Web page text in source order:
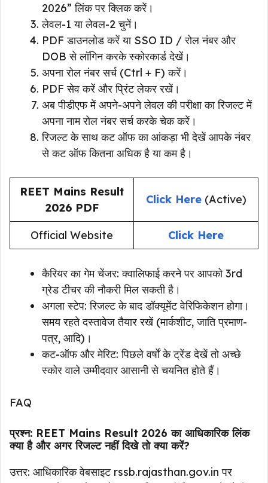
2026” लिंक पर क्लिक करें।
लेवल-1 या लेवल-2 चुनें।
PDF डाउनलोड करें या SSO ID / रोल नंबर और
DOB से लॉगिन करके स्कोरकार्ड देखें।
अपना रोल नंबर सर्च (Ctrl + F) करें।
PDF सेव करें और प्रिंट लेकर रखें।
अब पीडीएफ में अपने-अपने लेवल की परीक्षा का रिजल्ट में
अपना नाम रोल नंबर सर्च करके चेक करें।
रिजल्ट के साथ कट ऑफ का आंकड़ा भी देखें आपके नंबर
से कट ऑफ कितना अधिक है या कम है।
REET Mains Result
2026 PDF
Click Here(Active)
Official Website Click Here
कैरियर का गेम चेंजर: क्वालिफाई करने पर आपको 3rd
ग्रेड टीचर की नौकरी मिल सकती है।
अगला स्टेप: रिजल्ट के बाद डॉक्यूमेंट वेरिफिकेशन होगा।
समय रहते दस्तावेज तैयार रखें (मार्कशीट, जाति प्रमाण-
पत्र, आदि)।
कट-ऑफ और मेरिट: पिछले वर्षों के ट्रेंड देखें तो अच्छे
स्कोर वाले उम्मीदवार आसानी से चयनित होते हैं।
FAQ
प्रश्न: REET Mains Result 2026 का आधिकारिक लिंक
क्या है और अगर रिजल्ट नहीं दिखे तो क्या करें?
उत्तर: आधिकारिक वेबसाइट rssb.rajasthan.gov.in पर